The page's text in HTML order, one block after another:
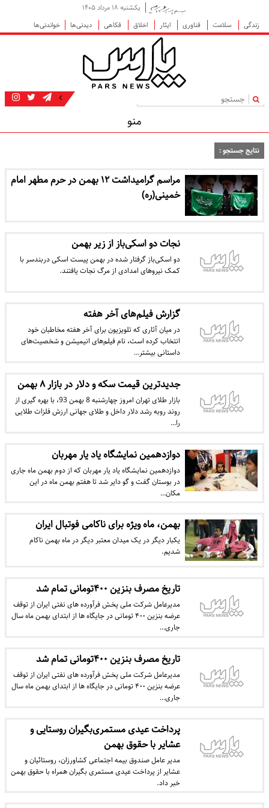
یکشنبه ۱۸ مرداد ۱۴۰۵
زندگی
سلامت فناوری ایثار اخلاق فکاهی دیدنی‌ها خواندنی‌ها
|
منو
نتایج جستجو :
مراسم گرامیداشت ۱۲ بهمن در حرم مطهر امام
خمینی(ره)
نجات دو اسکی‌باز از زیر بهمن
دو اسکی‌باز گرفتار شده در بهمن پیست اسکی دربندسر با
کمک نیروهای امدادی از مرگ نجات یافتند.
گزارش فیلم‌های آخر هفته
در میان آثاری که تلویزیون برای آخر هفته مخاطبان خود
انتخاب کرده است، نام فیلم‌های انیمیشن و شخصیت‌های
داستانی بیشتر…
جدیدترین قیمت سکه و دلار در بازار ۸ بهمن
بازار طلای تهران امروز چهارشنبه 8 بهمن 93، با بهره گیری از
روند روبه رشد دلار داخل و طلای جهانی ارزش فلزات طلایی
را…
دوازدهمین نمایشگاه یاد یار مهربان
دوازدهمین نمایشگاه یاد یار مهربان که از دوم بهمن ماه جاری
در بوستان گفت و گو دایر شد تا هفتم بهمن ماه در این
مکان…
بهمن، ماه ویژه برای ناکامی فوتبال ایران
يکبار ديگر در يک ميدان معتبر ديگر در ماه بهمن ناکام
شديم.
تاریخ مصرف بنزین ۴۰۰تومانی تمام شد
مدیرعامل شرکت ملی پخش فرآورده های نفتی ایران از توقف
عرضه بنزین ۴۰۰ تومانی در جایگاه ها از ابتدای بهمن ماه سال
جاری…
تاریخ مصرف بنزین ۴۰۰تومانی تمام شد
مدیرعامل شرکت ملی پخش فرآورده های نفتی ایران از توقف
عرضه بنزین ۴۰۰ تومانی در جایگاه ها از ابتدای بهمن ماه سال
جاری…
پرداخت عیدی مستمری‌بگیران روستایی و
عشایر با حقوق بهمن
مدیر عامل صندوق بیمه اجتماعی کشاورزان، روستائیان و
عشایر از پرداخت عیدی مستمری بگیران همراه با حقوق بهمن
خبر داد.